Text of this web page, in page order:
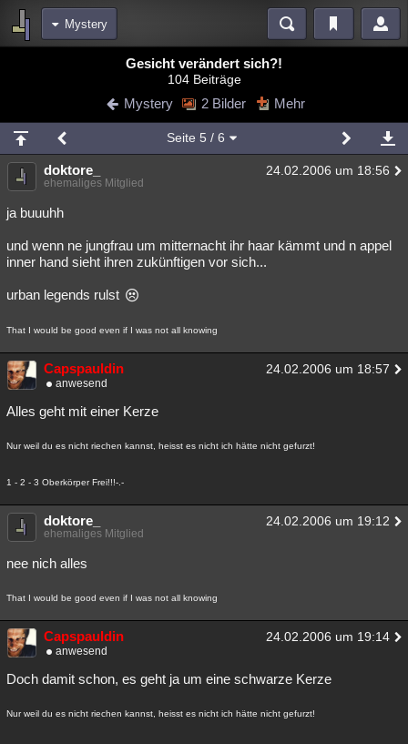
Mystery
Blogs Videos
Chat Wiki Neuigkeiten
meine Rubriken
Menschen Wissenschaft Mystery Kriminalfälle
Spiritualität
Natur Umfragen Unterhaltung
Philosophie Träume
Astronomie Helpdesk Gruppen
Musik Clash Allmystery English
Gesicht verändert sich?!
104 Beiträge
Mystery 2 Bilder Mehr
Seite 5 / 6
doktore_ 24.02.2006 um 18:56
ehemaliges Mitglied
ja buuuhh
und wenn ne jungfrau um mitternacht ihr haar kämmt und n appel
inner hand sieht ihren zukünftigen vor sich...
urban legends rulst
That I would be good even if I was not all knowing
Capspauldin 24.02.2006 um 18:57
anwesend
Alles geht mit einer Kerze
Nur weil du es nicht riechen kannst, heisst es nicht ich hätte nicht gefurzt!
1 - 2 - 3 Oberkörper Frei!!!-.-
doktore_ 24.02.2006 um 19:12
ehemaliges Mitglied
nee nich alles
That I would be good even if I was not all knowing
Capspauldin 24.02.2006 um 19:14
anwesend
Doch damit schon, es geht ja um eine schwarze Kerze
Nur weil du es nicht riechen kannst, heisst es nicht ich hätte nicht gefurzt!